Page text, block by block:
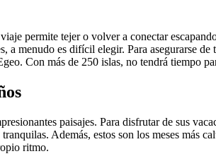
permite tejer o volver a conectar
menudo es difícil elegir. Para asegurarse
Con más de 250 islas, no tendrá tiempo
paisajes. Para disfrutar de sus
Además, estos son los meses más
ritmo.